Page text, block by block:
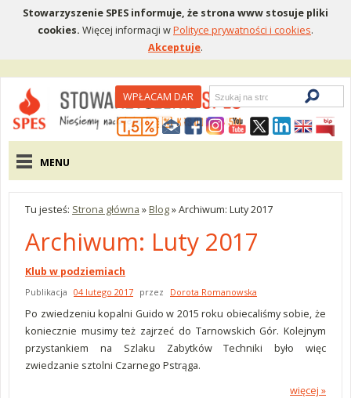
Stowarzyszenie SPES informuje, że strona www stosuje pliki
cookies. Więcej informacji wPolityce prywatności i cookies.
Akceptuje.
Menu pomocniczeWPŁACAM DAR
Wyszukiwarka
Menu główne
MENU
Tu jesteś: Strona główna » Blog»Archiwum: Luty 2017
Archiwum: Luty 2017
Klub w podziemiach
Publikacja 04 lutego 2017 przez Dorota Romanowska
Po zwiedzeniu kopalni Guido w 2015 roku obiecaliśmy sobie, że
koniecznie musimy też zajrzeć do Tarnowskich Gór. Kolejnym
przystankiem na Szlaku Zabytków Techniki było więc
zwiedzanie sztolni Czarnego Pstrąga.
więcej »